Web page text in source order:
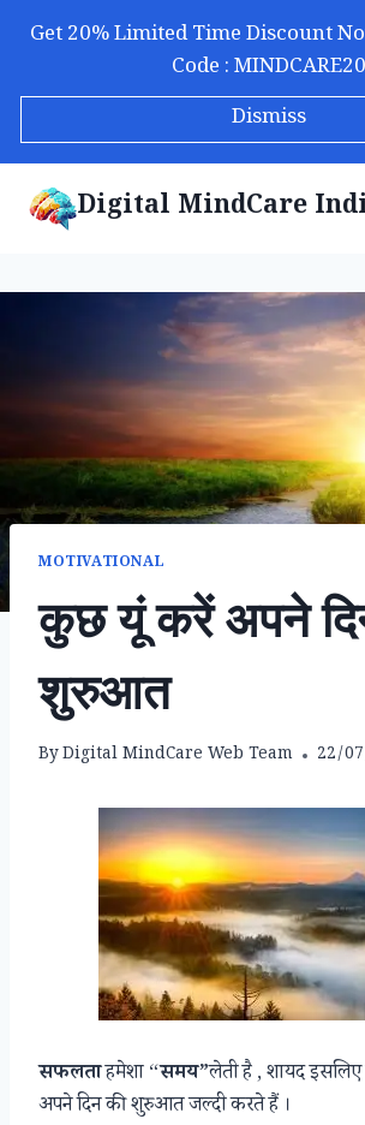
Get 20% Limited Time Discount
Code : MINDCARE20
Dismiss
Digital MindCare
MOTIVATIONAL
कुछ यूं करें अपने
शुरुआत
ByDigital MindCare Web Team 22/
सफलताहमेशा “समय”लेती है , शायद
अपने दिन की शुरुआत जल्दी करते हैं ।